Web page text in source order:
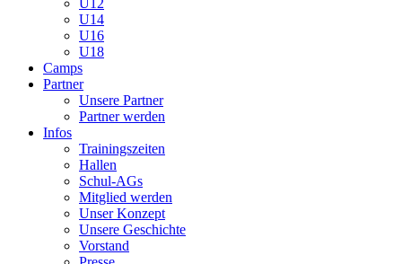
U12
U14
U16
U18
Camps
Partner
Unsere Partner
Partner werden
Infos
Trainingszeiten
Hallen
Schul-AGs
Mitglied werden
Unser Konzept
Unsere Geschichte
Vorstand